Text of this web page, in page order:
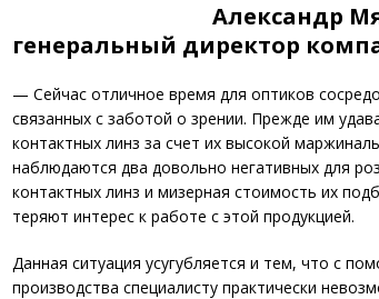
Александр
генеральный директор
— Сейчас отличное время для оптиков
связанных с заботой о зрении. Прежде им
контактных линз за счет их высокой
наблюдаются два довольно негативных для
контактных линз и мизерная стоимость их
теряют интерес к работе с этой продукцией.
Данная ситуация усугубляется и тем, что с
производства специалисту практически